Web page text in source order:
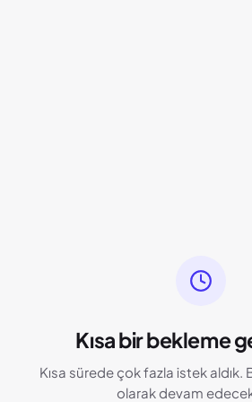
Kısa bir bekleme
Kısa sürede çok fazla istek
olarak devam